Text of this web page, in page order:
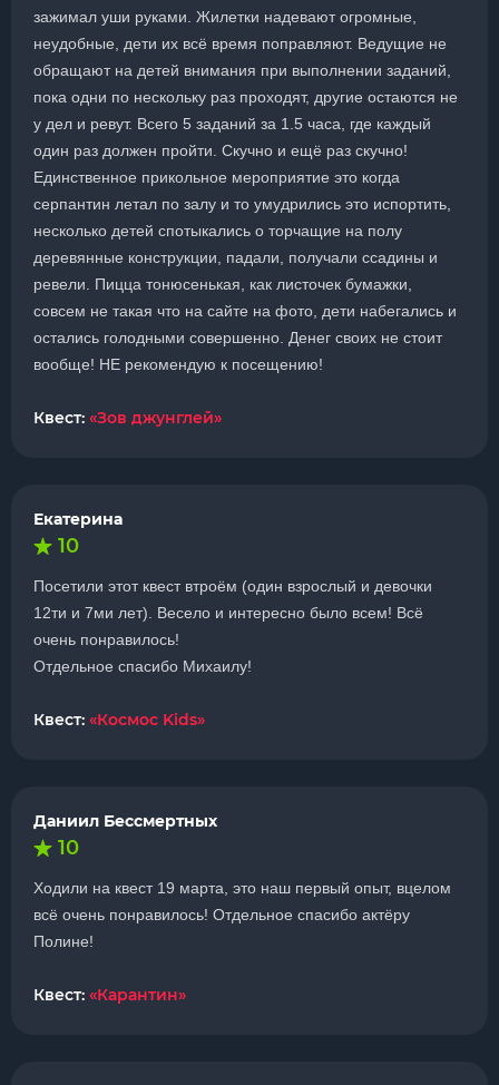
зажимал уши руками. Жилетки надевают огромные,
неудобные, дети их всё время поправляют. Ведущие не
обращают на детей внимания при выполнении заданий,
пока одни по нескольку раз проходят, другие остаются не
у дел и ревут. Всего 5 заданий за 1.5 часа, где каждый
один раз должен пройти. Скучно и ещё раз скучно!
Единственное прикольное мероприятие это когда
серпантин летал по залу и то умудрились это испортить,
несколько детей спотыкались о торчащие на полу
деревянные конструкции, падали, получали ссадины и
ревели. Пицца тонюсенькая, как листочек бумажки,
совсем не такая что на сайте на фото, дети набегались и
остались голодными совершенно. Денег своих не стоит
вообще! НЕ рекомендую к посещению!
Квест: «Зов джунглей»
Екатерина
10
Посетили этот квест втроём (один взрослый и девочки
12ти и 7ми лет). Весело и интересно было всем! Всё
очень понравилось!
Отдельное спасибо Михаилу!
Квест: «Космос Kids»
Даниил Бессмертных
10
Ходили на квест 19 марта, это наш первый опыт, вцелом
всё очень понравилось! Отдельное спасибо актёру
Полине!
Квест: «Карантин»